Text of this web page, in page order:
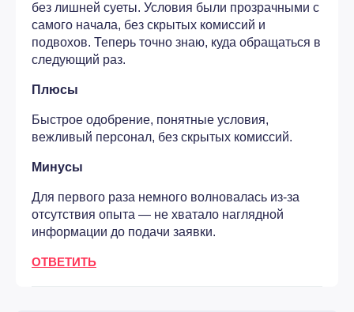
без лишней суеты. Условия были прозрачными с
самого начала, без скрытых комиссий и
подвохов. Теперь точно знаю, куда обращаться в
следующий раз.
Плюсы
Быстрое одобрение, понятные условия,
вежливый персонал, без скрытых комиссий.
Минусы
Для первого раза немного волновалась из-за
отсутствия опыта — не хватало наглядной
информации до подачи заявки.
ОТВЕТИТЬ